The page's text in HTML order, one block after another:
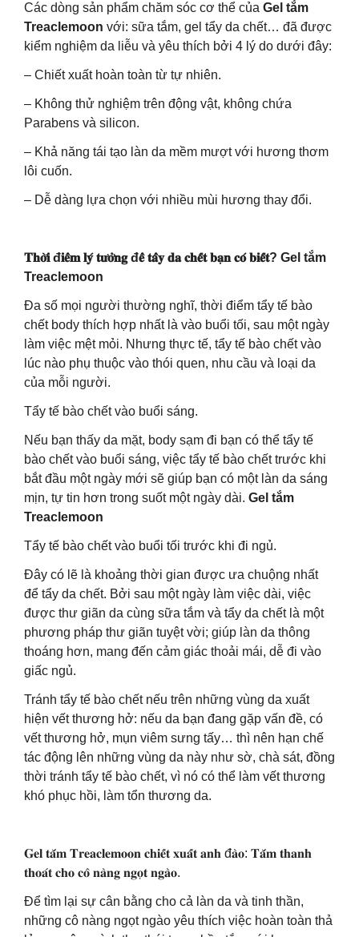
Các dòng sản phẩm chăm sóc cơ thể của Gel tắm
Treaclemoon với: sữa tắm, gel tẩy da chết… đã được
kiểm nghiệm da liễu và yêu thích bởi 4 lý do dưới đây:
– Chiết xuất hoàn toàn từ tự nhiên.
– Không thử nghiệm trên động vật, không chứa
Parabens và silicon.
– Khả năng tái tạo làn da mềm mượt với hương thơm
lôi cuốn.
– Dễ dàng lựa chọn với nhiều mùi hương thay đổi.
𝐓𝐡𝐨̛̀𝐢 đ𝐢𝐞̂̉𝐦 𝐥𝐲́ 𝐭𝐮̛𝐨̛̉𝐧𝐠 đ𝐞̂̉ 𝐭𝐚̂̉𝐲 𝐝𝐚 𝐜𝐡𝐞̂́𝐭 𝐛𝐚̣𝐧 𝐜𝐨́ 𝐛𝐢𝐞̂́𝐭? Gel tắm
Treaclemoon
Đa số mọi người thường nghĩ, thời điểm tẩy tế bào
chết body thích hợp nhất là vào buổi tối, sau một ngày
làm việc mệt mỏi. Nhưng thực tế, tẩy tế bào chết vào
lúc nào phụ thuộc vào thói quen, nhu cầu và loại da
của mỗi người.
Tẩy tế bào chết vào buổi sáng.
Nếu bạn thấy da mặt, body sạm đi bạn có thể tẩy tế
bào chết vào buổi sáng, việc tẩy tế bào chết trước khi
bắt đầu một ngày mới sẽ giúp bạn có một làn da sáng
mịn, tự tin hơn trong suốt một ngày dài. Gel tắm
Treaclemoon
Tẩy tế bào chết vào buổi tối trước khi đi ngủ.
Đây có lẽ là khoảng thời gian được ưa chuộng nhất
để tẩy da chết. Bởi sau một ngày làm việc dài, việc
được thư giãn da cùng sữa tắm và tẩy da chết là một
phương pháp thư giãn tuyệt vời; giúp làn da thông
thoáng hơn, mang đến cảm giác thoải mái, dễ đi vào
giấc ngủ.
Tránh tẩy tế bào chết nếu trên những vùng da xuất
hiện vết thương hở: nếu da bạn đang gặp vấn đề, có
vết thương hở, mụn viêm sưng tấy… thì nên hạn chế
tác động lên những vùng da này như sờ, chà sát, đồng
thời tránh tẩy tế bào chết, vì nó có thể làm vết thương
khó phục hồi, làm tổn thương da.
𝐆𝐞𝐥 𝐭𝐚̆́𝐦 𝐓𝐫𝐞𝐚𝐜𝐥𝐞𝐦𝐨𝐨𝐧 𝐜𝐡𝐢𝐞̂́𝐭 𝐱𝐮𝐚̂́𝐭 𝐚𝐧𝐡 đ𝐚̀𝐨: 𝐓𝐚̆́𝐦 𝐭𝐡𝐚𝐧𝐡
𝐭𝐡𝐨𝐚́𝐭 𝐜𝐡𝐨 𝐜𝐨̂ 𝐧𝐚̀𝐧𝐠 𝐧𝐠𝐨̣𝐭 𝐧𝐠𝐚̀𝐨.
Để tìm lại sự cân bằng cho cả làn da và tinh thần,
những cô nàng ngọt ngào yêu thích việc hoàn toàn thả